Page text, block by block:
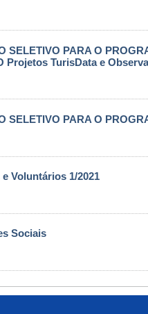
SELETIVO PARA O
Projetos TurisData e
SELETIVO PARA O
Voluntários 1/2021
Sociais